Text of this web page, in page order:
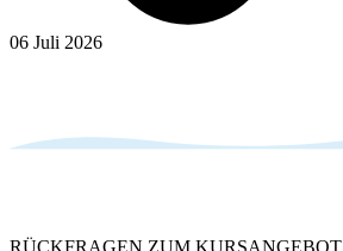
06 Juli 2026
RÜCKFRAGEN ZUM KURSANGEBOT